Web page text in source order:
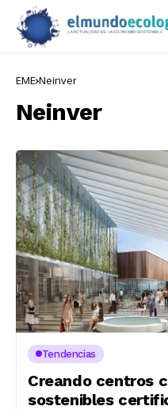
EME Neinver
Neinver
Tendencias
Creando centros
sostenibles